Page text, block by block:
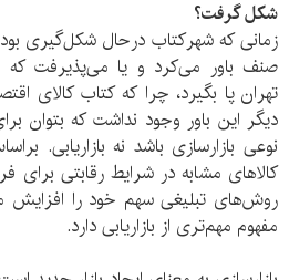
شکل گرفت؟
زمانی که شهرکتاب در‌حال شکل‌گیری
صنف باور می‌کرد و یا می‌پذیرفت که
تهران پا بگیرد، چرا که کتاب کالای
دیگر این باور وجود نداشت که بتوان
نوعی بازار‌سازی باشد نه بازار‌یابی.
کالا‌های مشابه در شرایط رقابتی برای
روش‌های تبلیغی سهم خود را افزایش
مفهوم مهم‌تری از بازار‌یابی دارد.